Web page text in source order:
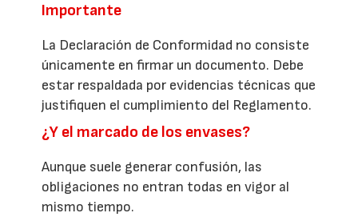
Importante
La Declaración de Conformidad no consiste
únicamente en firmar un documento. Debe
estar respaldada por evidencias técnicas que
justifiquen el cumplimiento del Reglamento.
¿Y el marcado de los envases?
Aunque suele generar confusión, las
obligaciones no entran todas en vigor al
mismo tiempo.